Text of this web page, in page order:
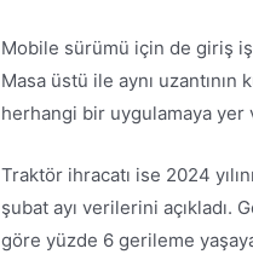
Mobile sürümü için de giriş
Masa üstü ile aynı uzantının
herhangi bir uygulamaya yer
Traktör ihracatı ise 2024
şubat ayı verilerini açıkladı.
göre yüzde 6 gerileme